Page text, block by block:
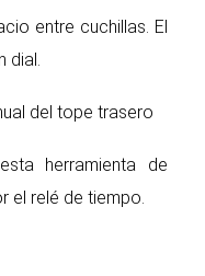
entre cuchillas. El
dial.
del tope trasero
herramienta de
el relé de tiempo.